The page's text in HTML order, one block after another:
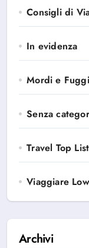
Consigli di
In evidenza
Mordi e Fuggi
Senza
Travel Top List
Viaggiare
Archivi